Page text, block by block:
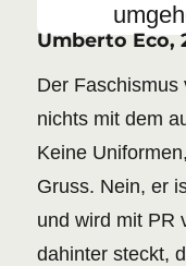
Umberto Eco,
Der Faschismus
nichts mit dem
Keine
Gruss. Nein, er
und wird mit PR
dahinter steckt,